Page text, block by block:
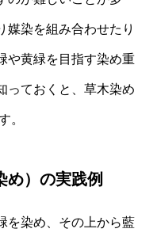
媒染を組み合わせたり
や黄緑を目指す染め重
っておくと、草木染め
。
め）の実践例
を染め、その上から藍